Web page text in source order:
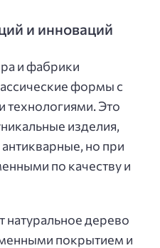
и инноваций
и фабрики
формы с
технологиями. Это
изделия,
но при
по качеству и
дерево
покрытием и